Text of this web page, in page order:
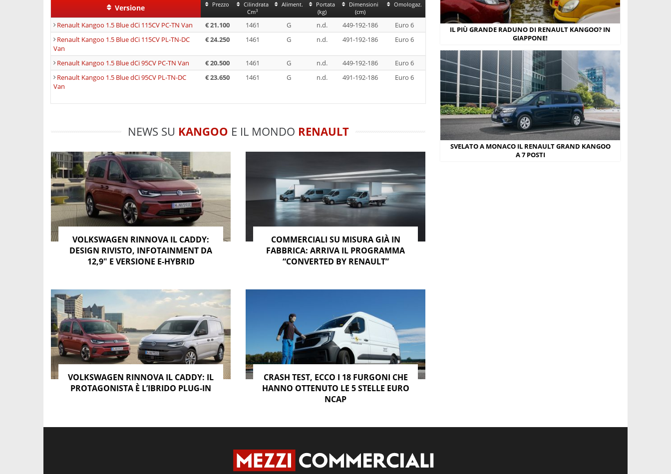
Versione Prezzo
Cilindrata
Cm3
Aliment.
Portata
(kg)
Dimensioni
(cm)
Omologaz.
Renault Kangoo 1.5 Blue dCi 115CV PC-TN Van € 21.100 1461 G n.d. 449-192-186
Euro 6
Renault Kangoo 1.5 Blue dCi 115CV PL-TN-DC
Van
€ 24.250 1461 G n.d. 491-192-186 Euro 6
Renault Kangoo 1.5 Blue dCi 95CV PC-TN Van € 20.500 1461 G n.d. 449-192-186
Euro 6
Renault Kangoo 1.5 Blue dCi 95CV PL-TN-DC
Van
€ 23.650 1461 G n.d. 491-192-186 Euro 6
NEWS SU KANGOO E IL MONDO RENAULT
VOLKSWAGEN RINNOVA IL CADDY:
DESIGN RIVISTO, INFOTAINMENT DA
12,9″ E VERSIONE E-HYBRID
COMMERCIALI SU MISURA GIÀ IN
FABBRICA: ARRIVA IL PROGRAMMA
“CONVERTED BY RENAULT”
VOLKSWAGEN RINNOVA IL CADDY: IL
PROTAGONISTA È L’IBRIDO PLUG-IN
CRASH TEST, ECCO I 18 FURGONI CHE
HANNO OTTENUTO LE 5 STELLE EURO
NCAP
IL PIÙ GRANDE RADUNO DI RENAULT KANGOO? IN
GIAPPONE!
SVELATO A MONACO IL RENAULT GRAND KANGOO
A 7 POSTI